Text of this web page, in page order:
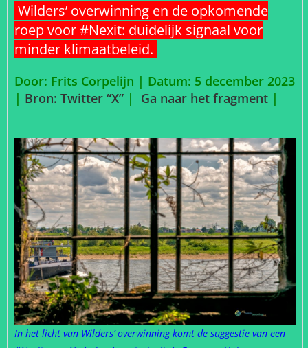
Wilders’ overwinning en de opkomende
roep voor #Nexit: duidelijk signaal voor
minder klimaatbeleid.
Door: Frits Corpelijn | Datum: 5 december 2023
| Bron: Twitter “X” | Ga naar het fragment |
In het licht van Wilders’ overwinning komt de suggestie van een